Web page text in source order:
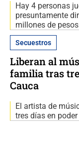
Hay 4 personas
presuntamente
millones de
Secuestros
Liberan al
familia tras
Cauca
El artista de
tres días en